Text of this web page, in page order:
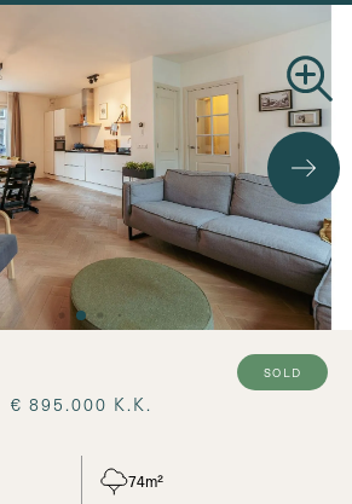
sold
€ 895.000 K.K.
74m²
Search